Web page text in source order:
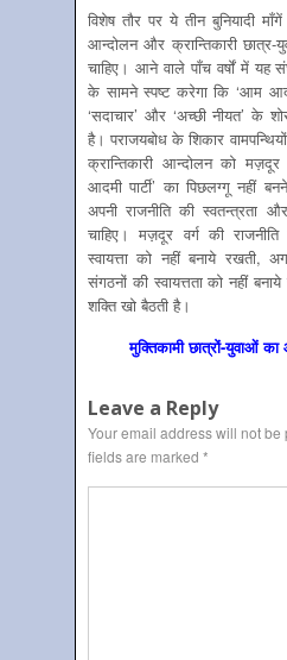
विशेष तौर पर ये तीन बुनियादी
आन्दोलन और क्रान्तिकारी छात्र-
चाहिए। आने वाले पाँच वर्षों में यह
के सामने स्पष्ट करेगा कि ‘आम
‘सदाचार’ और ‘अच्छी नीयत’ के
है। पराजयबोध के शिकार
क्रान्तिकारी आन्दोलन को
आदमी पार्टी’ का पिछलग्गू नहीं
अपनी राजनीति की स्वतन्त्रता
चाहिए। मज़दूर वर्ग की
स्वायत्ता को नहीं बनाये रखती,
संगठनों की स्वायत्तता को नहीं
शक्ति खो बैठती है।
मुक्तिकामी छात्रों-युवाओं
Leave a Reply
Your email address will not be
fields are marked *